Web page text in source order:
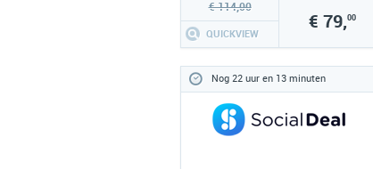
€ 114,00
QUICKVIEW
€ 79,00
Nog 22 uur en 13 minuten